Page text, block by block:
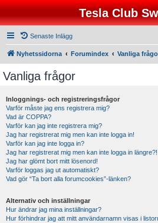
Tesla Club
Senaste Inlägg
Nyhetssidorna Forumindex Vanliga
Vanliga frågor
Inloggnings- och registreringsfrågor
Varför måste jag ens registrera mig?
Vad är COPPA?
Varför kan jag inte registrera mig?
Jag har registrerat mig men kan inte logga in!
Varför kan jag inte logga in?
Jag har registrerat mig men kan inte logga in längre?!
Jag har glömt bort mitt lösenord!
Varför loggas jag ut automatiskt?
Vad gör “Ta bort alla forumcookies”-länken?
Alternativ och inställningar
Hur ändrar jag mina inställningar?
Hur förhindrar jag att mitt användarnamn visas i